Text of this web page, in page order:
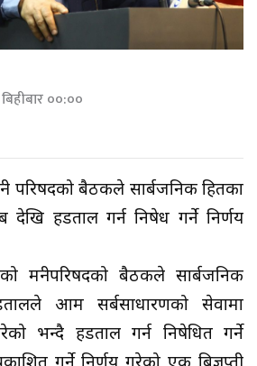
००:००
परिषदको बैठकले सार्बजनिक हितका
हडताल गर्न निषेध गर्ने निर्णय
मन्त्रीपरिषदको बैठकले सार्बजनिक
आम सर्बसाधारणको सेवामा
भन्दै हडताल गर्न निषेधित गर्ने